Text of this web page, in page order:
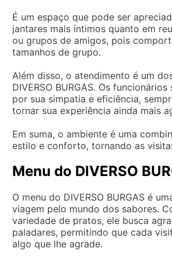
É um espaço que pode ser
jantares mais íntimos quanto em
ou grupos de amigos, pois
tamanhos de grupo.
Além disso, o atendimento é um
DIVERSO BURGAS. Os
por sua simpatia e eficiência,
tornar sua experiência ainda mais
Em suma, o ambiente é uma
estilo e conforto, tornando as
Menu do DIVERSO
O menu do DIVERSO BURGAS é
viagem pelo mundo dos sabores.
variedade de pratos, ele busca
paladares, permitindo que cada
algo que lhe agrade.